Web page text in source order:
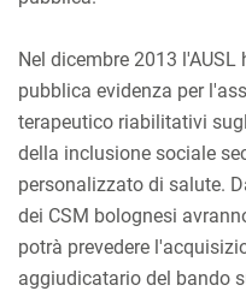
Nel dicembre 2013
pubblica evidenza per
terapeutico riabilitativi
della inclusione sociale
personalizzato di salute.
dei CSM bolognesi
potrà prevedere
aggiudicatario del bando